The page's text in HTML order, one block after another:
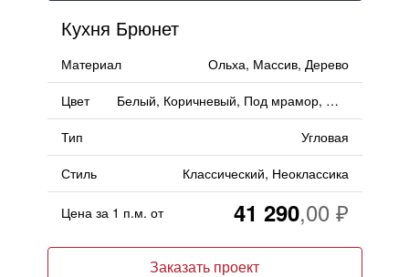
Кухня Брюнет
Материал
Ольха, Массив, Дерево
Цвет
Белый, Коричневый, Под мрамор, Шоколадный, Терракотовый, Матовый
Тип
Угловая
Стиль
Классический, Неоклассика
Цена за 1 п.м. от 41 290
Заказать проект